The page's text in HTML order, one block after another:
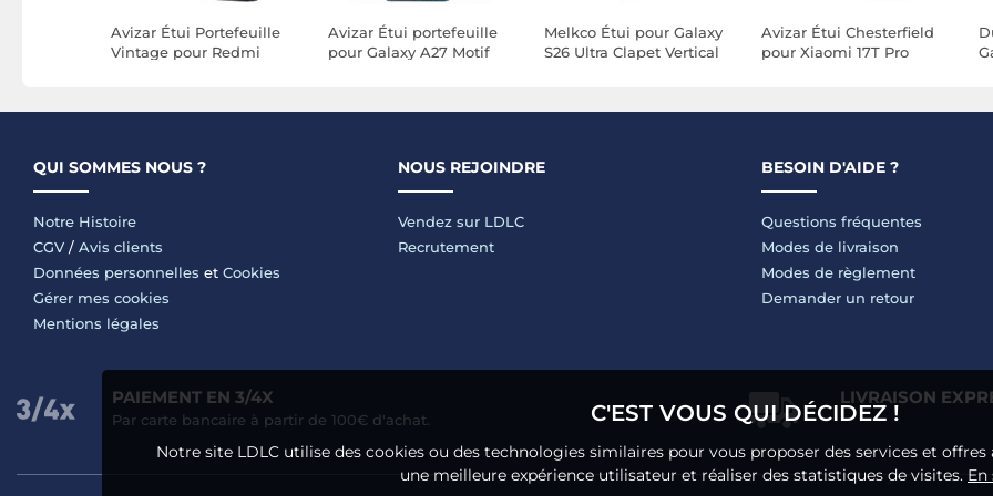
Avizar Étui Portefeuille
Vintage pour Redmi
Avizar Étui portefeuille
pour Galaxy A27 Motif
Melkco Étui pour Galaxy
S26 Ultra Clapet Vertical
Avizar Étui Chesterfield
pour Xiaomi 17T Pro
QUI SOMMES NOUS ?
Notre Histoire
CGV / Avis clients
Données personnelles et Cookies
Gérer mes cookies
Mentions légales
NOUS REJOINDRE
Vendez sur LDLC
Recrutement
BESOIN D'AIDE ?
Questions fréquentes
Modes de livraison
Modes de règlement
Demander un retour
PAIEMENT EN 3/4X
Par carte bancaire à partir de 100€ d'achat.
LIVRAISON
C'EST VOUS QUI DÉCIDEZ !
Notre site LDLC utilise des cookies ou des technologies similaires pour vous proposer des services et
une meilleure expérience utilisateur et réaliser des statistiques de visites. En